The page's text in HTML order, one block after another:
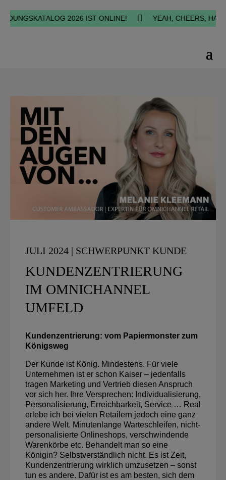
2026 IST ONLINE!  YEAH, CHEERS,
JULI 2024 | SCHWERPUNKT KUNDE
KUNDENZENTRIERUNG
IM OMNICHANNEL
UMFELD
Kundenzentrierung: vom Papiermonster zum
Königsweg
Der Kunde ist König. Mindestens. Für viele
Unternehmen ist er schon Kaiser – jedenfalls
tragen Marketing und Vertrieb diesen Anspruch
vor sich her. Ihre Versprechen: Individualisierung,
Personalisierung, Erreichbarkeit, Service … Real
erlebe ich bei vielen Retailern jedoch eine ganz
andere Welt. Minutenlange Warteschleifen, nicht-
personalisierte Onlineshops, verschwindende
Warenkörbe etc. Behandelt man so eine
Königin? Selbstverständlich nicht. Es ist Zeit,
Kundenzentrierung wirklich umzusetzen – sonst
tun es andere. Dafür ist es am besten, sich dem